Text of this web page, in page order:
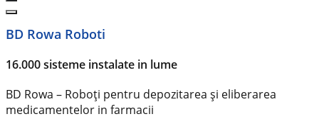
BD Rowa Roboti
16.000 sisteme instalate in lume
BD Rowa – Roboți pentru depozitarea și eliberarea
medicamentelor in farmacii